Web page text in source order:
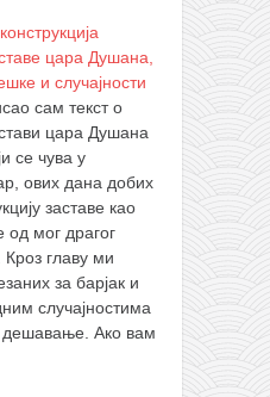
цара Душана,
и случајности
сам текст о
цара Душана
се чува у
ових дана добих
заставе као
од мог драгог
главу ми
за барјак и
случајностима
дешавање. Ако вам